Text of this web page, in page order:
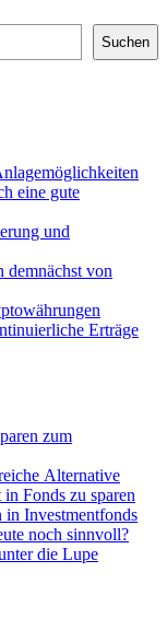
Suchen
eine gute
und
demnächst von
Erträge
zum
Alternative
Fonds zu sparen
in Investmentfonds
noch sinnvoll?
die Lupe